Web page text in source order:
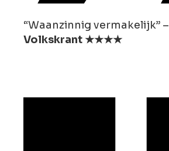
“Waanzinnig vermakelijk” –
Volkskrant ★★★★